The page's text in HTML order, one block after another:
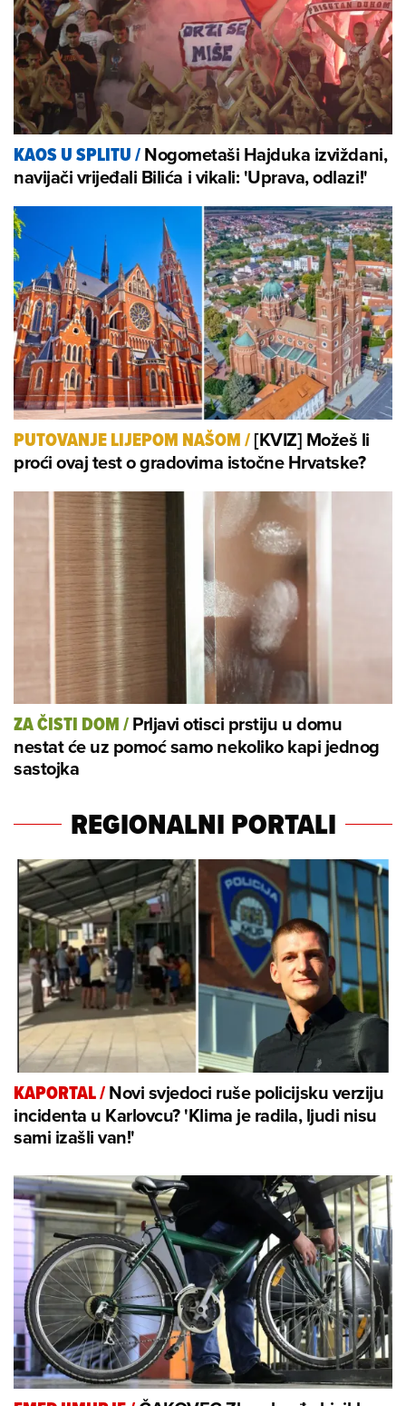
KAOS U SPLITU/Nogometaši Hajduka izviždani,
navijači vrijeđali Bilića i vikali: 'Uprava, odlazi!'
PUTOVANJE LIJEPOM NAŠOM/[KVIZ] Možeš li
proći ovaj test o gradovima istočne Hrvatske?
ZA ČISTI DOM/Prljavi otisci prstiju u domu
nestat će uz pomoć samo nekoliko kapi jednog
sastojka
REGIONALNI PORTALI
KAPORTAL/Novi svjedoci ruše policijsku verziju
incidenta u Karlovcu? 'Klima je radila, ljudi nisu
sami izašli van!'